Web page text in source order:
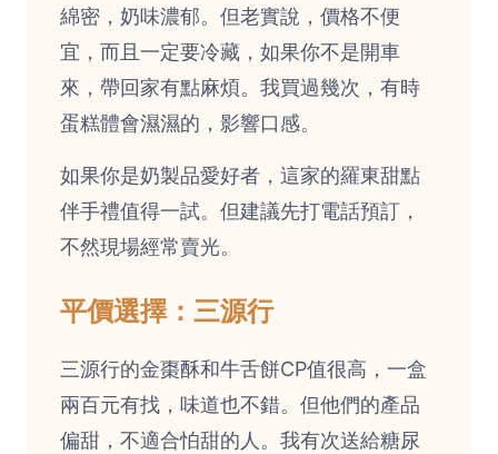
綿密，奶味濃郁。但老實說，價格不便
宜，而且一定要冷藏，如果你不是開車
來，帶回家有點麻煩。我買過幾次，有時
蛋糕體會濕濕的，影響口感。
如果你是奶製品愛好者，這家的羅東甜點
伴手禮值得一試。但建議先打電話預訂，
不然現場經常賣光。
平價選擇：三源行
三源行的金棗酥和牛舌餅CP值很高，一盒
兩百元有找，味道也不錯。但他們的產品
偏甜，不適合怕甜的人。我有次送給糖尿